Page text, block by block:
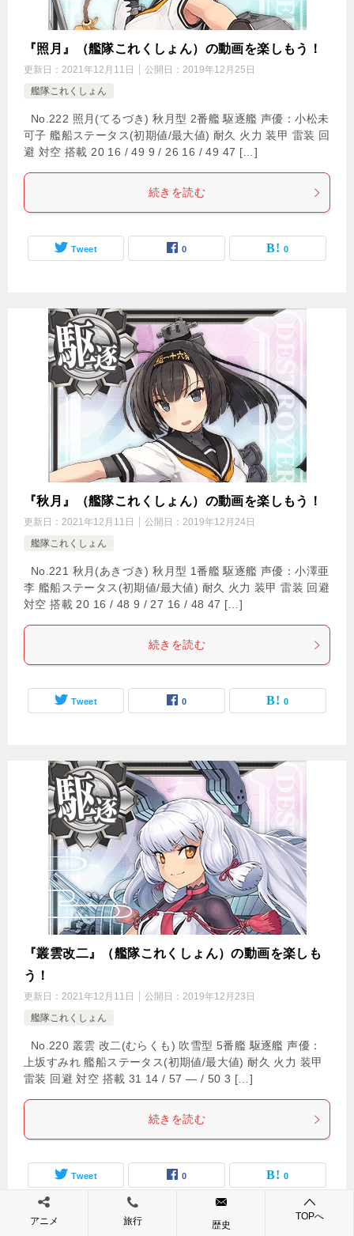
『照月』（艦隊これくしょん）の動画を楽しもう！
更新日： 2021年12月11日 公開日： 2019年12月25日
艦隊これくしょん
No.222 照月(てるづき) 秋月型 2番艦 駆逐艦 声優：小松未
可子 艦船ステータス(初期値/最大値) 耐久 火力 装甲 雷装 回
避 対空 搭載 20 16 / 49 9 / 26 16 / 49 47 […]
続きを読む
Tweet 0 0
『秋月』（艦隊これくしょん）の動画を楽しもう！
更新日： 2021年12月11日 公開日： 2019年12月24日
艦隊これくしょん
No.221 秋月(あきづき) 秋月型 1番艦 駆逐艦 声優：小澤亜
李 艦船ステータス(初期値/最大値) 耐久 火力 装甲 雷装 回避
対空 搭載 20 16 / 48 9 / 27 16 / 48 47 […]
続きを読む
Tweet 0 0
『叢雲改二』（艦隊これくしょん）の動画を楽しも
う！
更新日： 2021年12月11日 公開日： 2019年12月23日
艦隊これくしょん
No.220 叢雲 改二(むらくも) 吹雪型 5番艦 駆逐艦 声優：
上坂すみれ 艦船ステータス(初期値/最大値) 耐久 火力 装甲
雷装 回避 対空 搭載 31 14 / 57 — / 50 3 […]
続きを読む
Tweet 0 0
アニメ 旅行 歴史
TOPへ